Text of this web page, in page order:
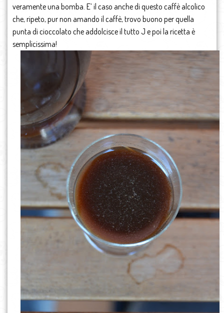
veramente una bomba. E’ il caso anche di questo caffè alcolico
che, ripeto, pur non amando il caffè, trovo buono per quella
punta di cioccolato che addolcisce il tutto J e poi la ricetta è
semplicissima!